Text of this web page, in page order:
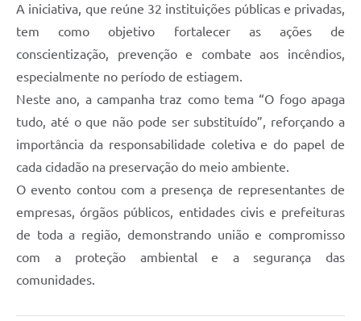
A iniciativa, que reúne 32 instituições públicas e privadas,
tem como objetivo fortalecer as ações de
conscientização, prevenção e combate aos incêndios,
especialmente no período de estiagem.
Neste ano, a campanha traz como tema “O fogo apaga
tudo, até o que não pode ser substituído”, reforçando a
importância da responsabilidade coletiva e do papel de
cada cidadão na preservação do meio ambiente.
O evento contou com a presença de representantes de
empresas, órgãos públicos, entidades civis e prefeituras
de toda a região, demonstrando união e compromisso
com a proteção ambiental e a segurança das
comunidades.